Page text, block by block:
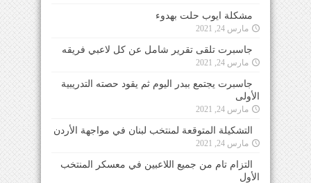
مشكلة ايوب حلت بهدوء
مارس 24, 2021
جاسبرت تلقى تقرير شامل عن كل لاعبي فريقه
مارس 24, 2021
جاسبرت يجتمع ببدر اليوم ثم يقود حصته التدريبية
الأولى
مارس 24, 2021
التشكيلة المتوقعة لمنتخب لبنان في مواجهة الأردن
مارس 24, 2021
التزام تام من جميع اللاعبين في معسكر المنتخب
الأول